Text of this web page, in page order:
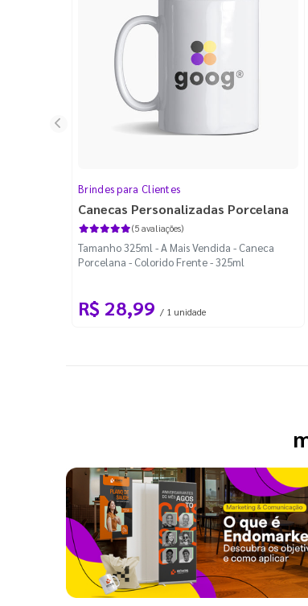
Brindes para Clientes
Canecas Personalizadas Porcelana
(5 avaliações)
Tamanho 325ml - A Mais Vendida - Caneca
Porcelana - Colorido Frente - 325ml
R$ 28,99 / 1 unidade